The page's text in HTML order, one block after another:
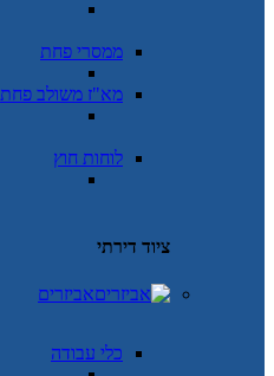
ממסרי פחת
מא"ז משולב פחת
לוחות חוץ
ציוד דירתי
אביזרים
כלי עבודה